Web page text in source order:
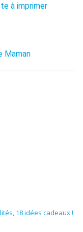
à imprimer
Maman
18 idées cadeaux !